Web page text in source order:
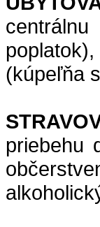
(kúpeľňa
priebehu